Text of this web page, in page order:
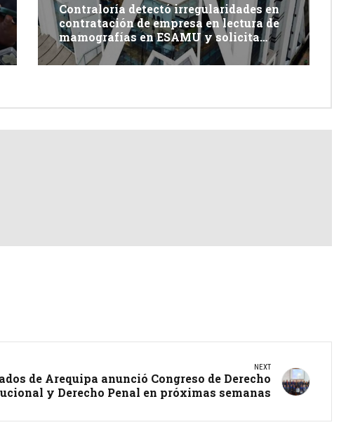
Contraloría detectó irregularidades en
contratación de empresa en lectura de
mamografías en ESAMU y solicita
acciones penales contra funcionarios
NEXT
de Arequipa anunció Congreso de Derecho
y Derecho Penal en próximas semanas